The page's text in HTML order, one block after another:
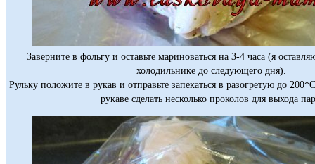
Заверните в фольгу и оставьте мариноваться на 3-4 часа (я
холодильнике до следующего дня).
Рульку положите в рукав и отправьте запекаться в разогретую до
рукаве сделать несколько проколов для выхода